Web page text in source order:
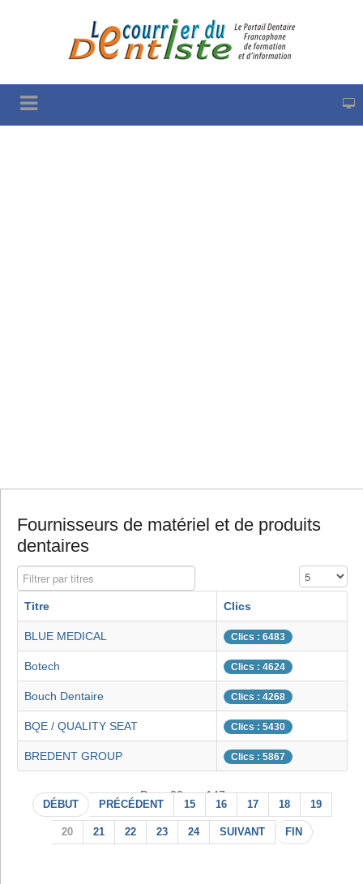
Fournisseurs de matériel et de produits
dentaires
Filtrer par titres Affichage #
Titre Clics
BLUE MEDICAL Clics : 6483
Botech Clics : 4624
Bouch Dentaire Clics : 4268
BQE / QUALITY SEAT Clics : 5430
BREDENT GROUP Clics : 5867
Page 20 sur 147
DÉBUT PRÉCÉDENT 15 16 17 18 19
20 21 22 23 24 SUIVANT FIN